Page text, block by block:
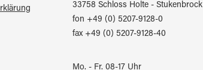
33758 Schloss Holte - Stukenbrock
fon +49 (0) 5207-9128-0
fax +49 (0) 5207-9128-40
Mo. - Fr. 08-17 Uhr